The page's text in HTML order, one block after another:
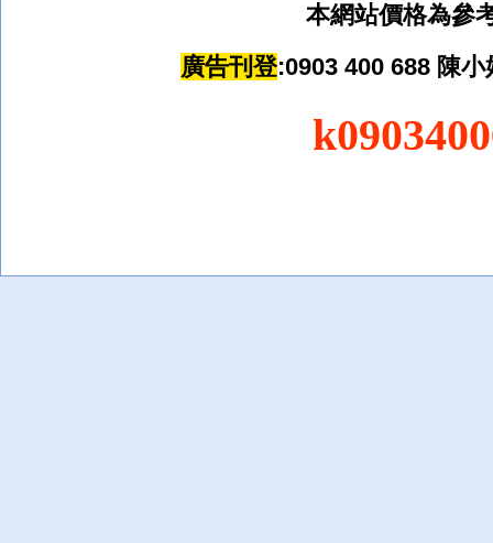
本網站價格為參
廣告刊登:0903 400 688 陳小